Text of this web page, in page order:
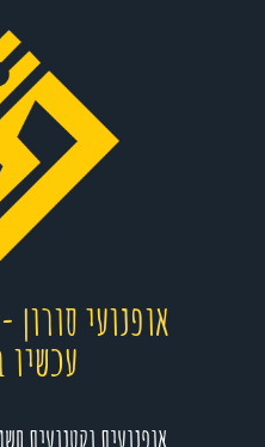
עכשיו
אופנועים וקטנועים